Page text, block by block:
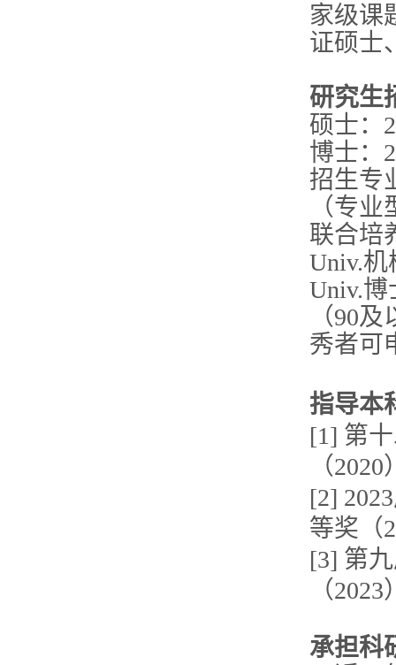
家级课
证硕士
研究生
硕士：
博士：
招生专
（专业
联合培
Univ.机
Univ.
（90
秀者可
指导本
[1] 第
（2020
[2]
等奖（
[3] 第
（2023
承担科